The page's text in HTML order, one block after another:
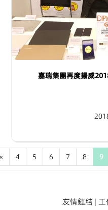
嘉瑞集團再度揚威
« 4 5 6 7 8 9
友情鏈結 |